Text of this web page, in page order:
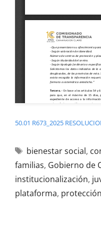
50.01 R673_2025
bienestar social,
familias, Gobierno de
institucionalización,
plataforma, protección